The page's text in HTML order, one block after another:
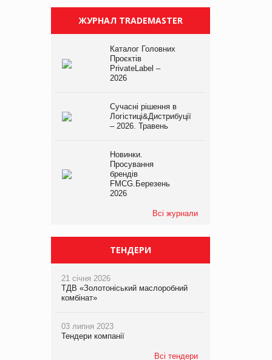
ЖУРНАЛ TRADEMASTER
Каталог Головних
Проєктів
PrivateLabel –
2026
Сучасні рішення в
Логістиці&Дистрибуції
– 2026. Травень
Новинки.
Просування
брендів
FMCG.Березень
2026
Всі журнали
ТЕНДЕРИ
21 січня 2026
ТДВ «Золотоніський маслоробний
комбінат»
03 липня 2023
Тендери компанії
Всі тендери